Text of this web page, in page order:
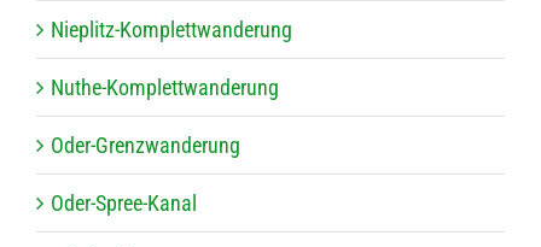
Nie­plitz-Kom­plett­wan­de­rung
Nuthe-Kom­plett­wan­de­rung
Oder-Grenz­wan­de­rung
Oder-Spree-Kanal